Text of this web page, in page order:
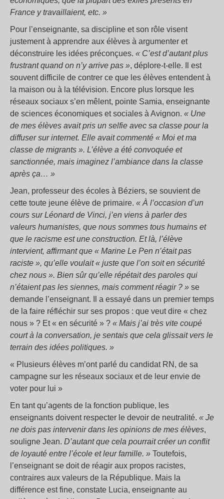
France y travaillaient, etc. »
Pour l’enseignante, sa discipline et son rôle visent
justement à apprendre aux élèves à argumenter et
déconstruire les idées préconçues. « C’est d’autant plus
frustrant quand on n’y arrive pas », déplore-t-elle. Il est
souvent difficile de contrer ce que les élèves entendent à
la maison ou à la télévision. Encore plus lorsque les
réseaux sociaux s’en mêlent, pointe Samia, enseignante
de sciences économiques et sociales à Avignon. « Une
de mes élèves avait pris un selfie avec sa classe pour la
diffuser sur internet. Elle avait commenté « Moi et ma
classe de migrants ». L’élève a été convoquée et
sanctionnée, mais imaginez l’ambiance dans la classe
après ça… »
Jean, professeur des écoles à Béziers, se souvient de
cette toute jeune élève de primaire. « À l’occasion d’un
cours sur Léonard de Vinci, j’en viens à parler des
valeurs humanistes, que nous sommes tous humains et
que le racisme est une construction. Et là, l’élève
intervient, affirmant que « Marine Le Pen n’était pas
raciste », qu’elle voulait « juste que l’on soit en sécurité
chez nous ». Bien sûr qu’elle répétait des paroles qui
n’étaient pas les siennes, mais comment réagir ? » se
demande l’enseignant. Il a essayé dans un premier temps
de la faire réfléchir sur ses propos : que veut dire « chez
nous » ? Et « en sécurité » ? « Mais j’ai très vite coupé
court à la conversation, je sentais que cela glissait vers le
terrain des idées politiques. »
« Plusieurs élèves m’ont parlé du candidat RN, de sa
campagne sur les réseaux sociaux et de leur envie de
voter pour lui »
En tant qu’agents de la fonction publique, les
enseignants doivent respecter le devoir de neutralité. « Je
ne dois pas intervenir dans les opinions de mes élèves,
souligne Jean. D’autant que cela pourrait créer un conflit
de loyauté entre l’école et leur famille. » Toutefois,
l’enseignant se doit de réagir aux propos racistes,
contraires aux valeurs de la République. Mais la
différence est fine, constate Lucia, enseignante au